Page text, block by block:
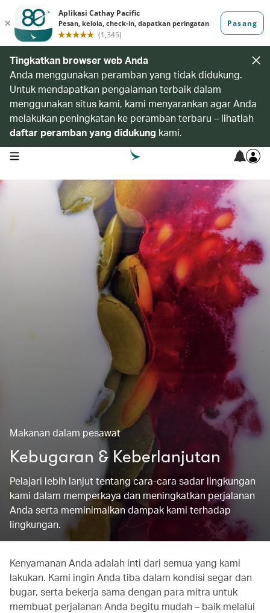
Tingkatkan browser web Anda
Anda menggunakan peramban yang tidak didukung.
Untuk mendapatkan pengalaman terbaik dalam
menggunakan situs kami, kami menyarankan agar Anda
melakukan peningkatan ke peramban terbaru – lihatlah
daftar peramban yang didukung kami.
open navigation menu
Makanan dalam pesawat
Kebugaran & Keberlanjutan
Pelajari lebih lanjut tentang cara-cara sadar lingkungan
kami dalam memperkaya dan meningkatkan perjalanan
Anda serta meminimalkan dampak kami terhadap
lingkungan.
Kenyamanan Anda adalah inti dari semua yang kami
lakukan. Kami ingin Anda tiba dalam kondisi segar dan
bugar, serta bekerja sama dengan para mitra untuk
membuat perjalanan Anda begitu mudah – baik melalui